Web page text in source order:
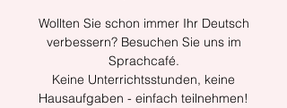
Wollten Sie schon immer Ihr Deutsch
verbessern? Besuchen Sie uns im
Sprachcafé.
Keine Unterrichtsstunden, keine
Hausaufgaben - einfach teilnehmen!